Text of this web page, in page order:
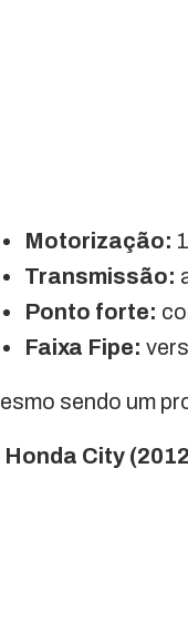
Motorização:
Transmissão:
Ponto forte:
Faixa Fipe:
sendo um
Honda City